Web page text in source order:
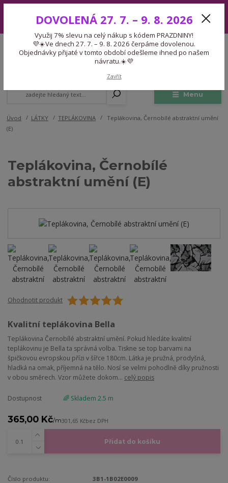
7. – 9. 8. 2026 čerpáme dovolenou. Objednávky přijaté v tomto období
odešleme ihned po našem návratu.☀️💜
Menu
CZK
Expedice 775 866 913
Po-Čt 9-15:30 Pá 9-14:30 Pauza 13-13:45
Úvod LÁTKY TEPLÁKOVINA
Teplákovina, Černobílé abstraktní umění
(E)
Teplákovina, Černobílé
abstraktní umění (E)
Ohodnotit produkt
Kvalitní teplákovina Bella
Teplákovina Černobílé abstraktní umění. Pokud hledáte kvalitní
teplákovinu je Bella ta správná volba. Tiskne se top barvami na
špičkovou evropskou přízi v šířce 180cm. Látka je pružná, prodyšná,
hladká na omak, příjemná na tělo. Nosí se velmi pohodlně díky pružnosti
v obou směrech. Vzor můžete dokom... celý popis
Dostupnost 🌈 Skladem 2.5 m
365,00 Kč/m301,65 Kčbez DPH
Přidat do košíku
Číslo produktu:
3B1-1B02E0009
DOVOLENÁ 27. 7. – 9. 8. 2026
Využij 7% slevu na celý nákup s kódem PRAZDNINY!
💜☀️Ve dnech 27. 7. – 9. 8. 2026 čerpáme dovolenou.
Objednávky přijaté v tomto období odešleme ihned po našem
návratu.☀️💜
Zavřít